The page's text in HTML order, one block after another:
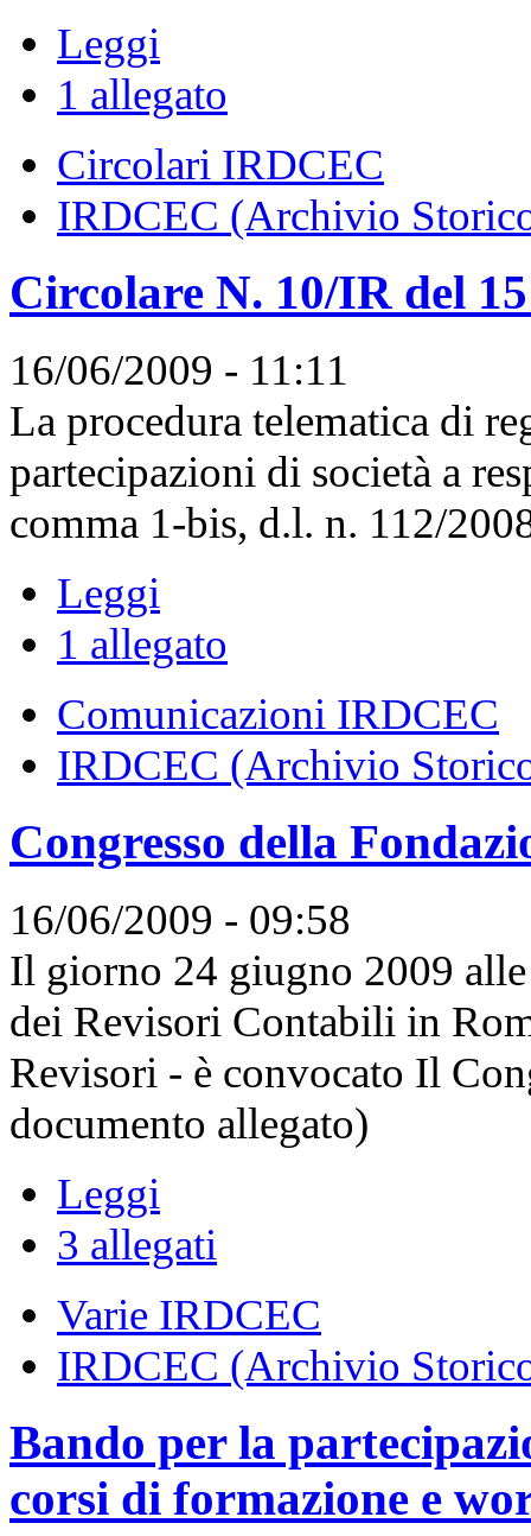
Leggi
1 allegato
Circolari IRDCEC
IRDCEC (Archivio
Circolare N. 10/IR del
16/06/2009 - 11:11
La procedura telematica di
partecipazioni di società a
comma 1-bis, d.l. n. 112/
Leggi
1 allegato
Comunicazioni IRDCEC
IRDCEC (Archivio
Congresso della
16/06/2009 - 09:58
Il giorno 24 giugno 2009
dei Revisori Contabili in
Revisori - è convocato Il
documento allegato)
Leggi
3 allegati
Varie IRDCEC
IRDCEC (Archivio
Bando per la
corsi di formazione e